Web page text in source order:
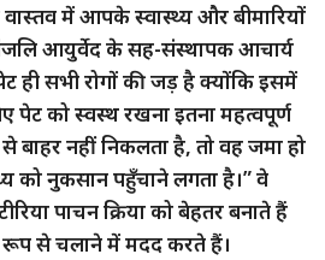
में आपके स्वास्थ्य और बीमारियों
आयुर्वेद के सह-संस्थापक आचार्य
ही सभी रोगों की जड़ है क्योंकि इसमें
पेट को स्वस्थ रखना इतना महत्वपूर्ण
बाहर नहीं निकलता है, तो वह जमा हो
को नुकसान पहुँचाने लगता है।” वे
पाचन क्रिया को बेहतर बनाते हैं
से चलाने में मदद करते हैं।